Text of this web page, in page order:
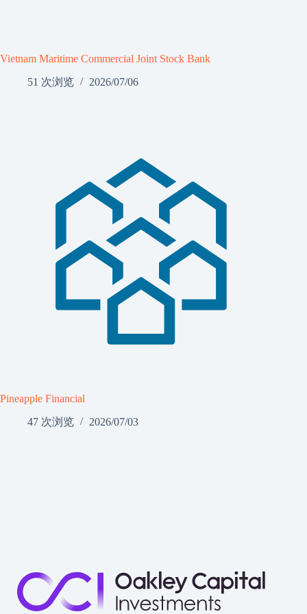
Vietnam Maritime Commercial Joint Stock Bank
51 次浏览
2026/07/06
Pineapple Financial
47 次浏览
2026/07/03